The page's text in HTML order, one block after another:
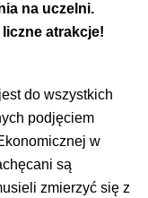
na uczelni.
atrakcje!
do wszystkich
podjęciem
w
są
zmierzyć się z